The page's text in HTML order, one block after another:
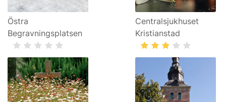
Östra
Begravningsplatsen
Centralsjukhuset
Kristianstad